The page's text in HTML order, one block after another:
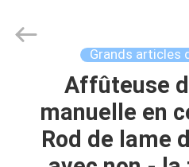
MAISON
Electric
Appliance
Grands articles
Affûteuse
manuelle en
Rod de lame